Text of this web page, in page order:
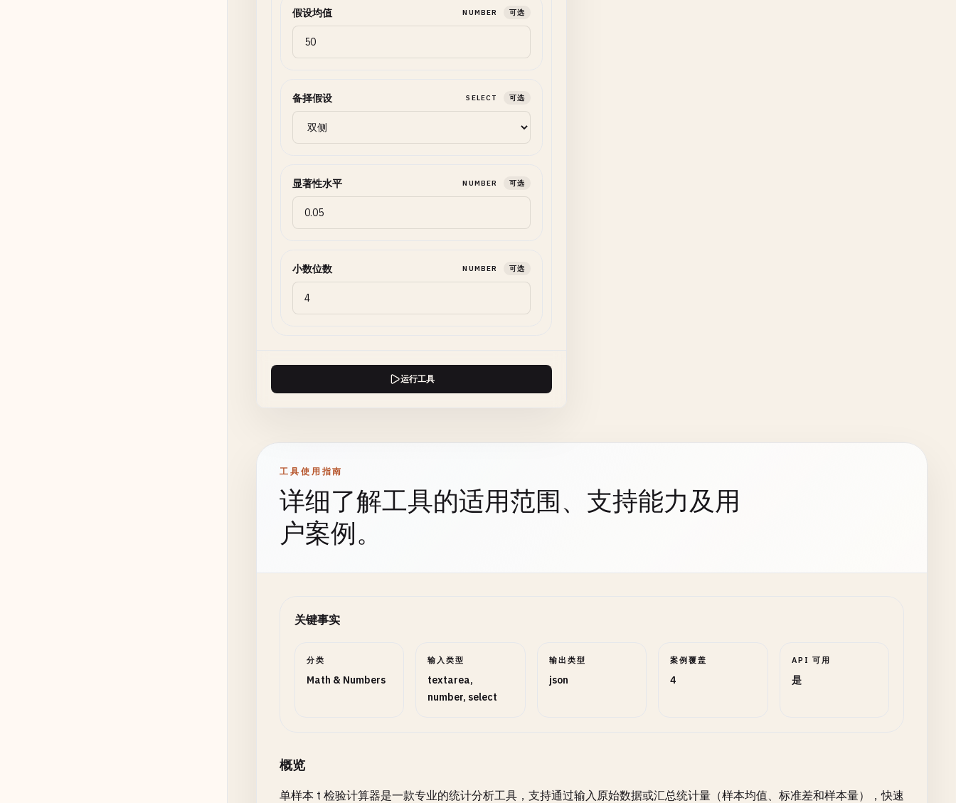
假设均值 NUMBER 可选
备择假设 SELECT 可选
显著性水平 NUMBER 可选
小数位数 NUMBER 可选
运行工具
工具使用指南
详细了解工具的适用范围、支持能力及用
户案例。
关键事实
分类
Math & Numbers
输入类型
textarea,
number, select
输出类型
json
案例覆盖
4
API 可用
是
概览
单样本 t 检验计算器是一款专业的统计分析工具，支持通过输入原始数据或汇总统计量（样本均值、标准差和样本量），快速